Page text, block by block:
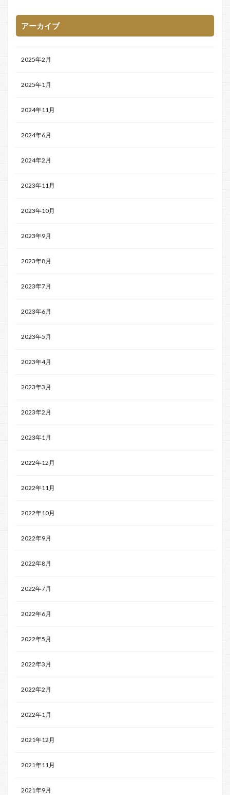
アーカイブ
2025年2月
2025年1月
2024年11月
2024年6月
2024年2月
2023年11月
2023年10月
2023年9月
2023年8月
2023年7月
2023年6月
2023年5月
2023年4月
2023年3月
2023年2月
2023年1月
2022年12月
2022年11月
2022年10月
2022年9月
2022年8月
2022年7月
2022年6月
2022年5月
2022年3月
2022年2月
2022年1月
2021年12月
2021年11月
2021年9月